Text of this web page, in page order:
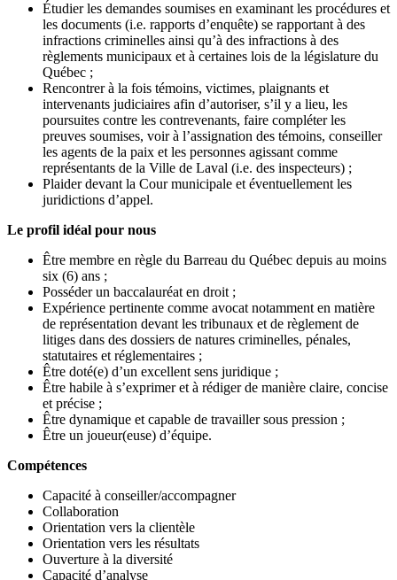
Étudier les demandes soumises en examinant les procédures et
les documents (i.e. rapports d’enquête) se rapportant à des
infractions criminelles ainsi qu’à des infractions à des
règlements municipaux et à certaines lois de la législature du
Québec ;
Rencontrer à la fois témoins, victimes, plaignants et
intervenants judiciaires afin d’autoriser, s’il y a lieu, les
poursuites contre les contrevenants, faire compléter les
preuves soumises, voir à l’assignation des témoins, conseiller
les agents de la paix et les personnes agissant comme
représentants de la Ville de Laval (i.e. des inspecteurs) ;
Plaider devant la Cour municipale et éventuellement les
juridictions d’appel.
Le profil idéal pour nous
Être membre en règle du Barreau du Québec depuis au moins
six (6) ans ;
Posséder un baccalauréat en droit ;
Expérience pertinente comme avocat notamment en matière
de représentation devant les tribunaux et de règlement de
litiges dans des dossiers de natures criminelles, pénales,
statutaires et réglementaires ;
Être doté(e) d’un excellent sens juridique ;
Être habile à s’exprimer et à rédiger de manière claire, concise
et précise ;
Être dynamique et capable de travailler sous pression ;
Être un joueur(euse) d’équipe.
Compétences
Capacité à conseiller/accompagner
Collaboration
Orientation vers la clientèle
Orientation vers les résultats
Ouverture à la diversité
Capacité d’analyse